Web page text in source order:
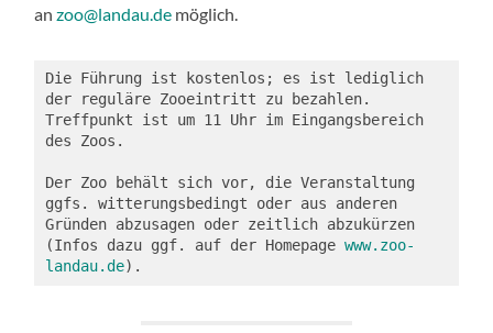
anzoo@landau.de möglich.
Die Führung ist kostenlos; es ist lediglich
der reguläre Zooeintritt zu bezahlen.
Treffpunkt ist um 11 Uhr im Eingangsbereich
des Zoos.
Der Zoo behält sich vor, die Veranstaltung
ggfs. witterungsbedingt oder aus anderen
Gründen abzusagen oder zeitlich abzukürzen
(Infos dazu ggf. auf der Homepage www.zoo-
landau.de).